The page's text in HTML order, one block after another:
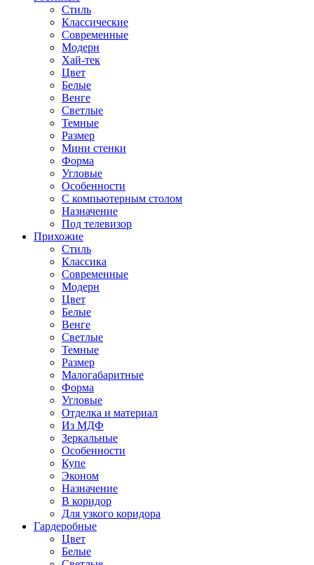
Стиль
Классические
Современные
Модерн
Хай-тек
Цвет
Белые
Венге
Светлые
Темные
Размер
Мини стенки
Форма
Угловые
Особенности
С компьютерным столом
Назначение
Под телевизор
Прихожие
Стиль
Классика
Современные
Модерн
Цвет
Белые
Венге
Светлые
Темные
Размер
Малогабаритные
Форма
Угловые
Отделка и материал
Из МДФ
Зеркальные
Особенности
Купе
Эконом
Назначение
В коридор
Для узкого коридора
Гардеробные
Цвет
Белые